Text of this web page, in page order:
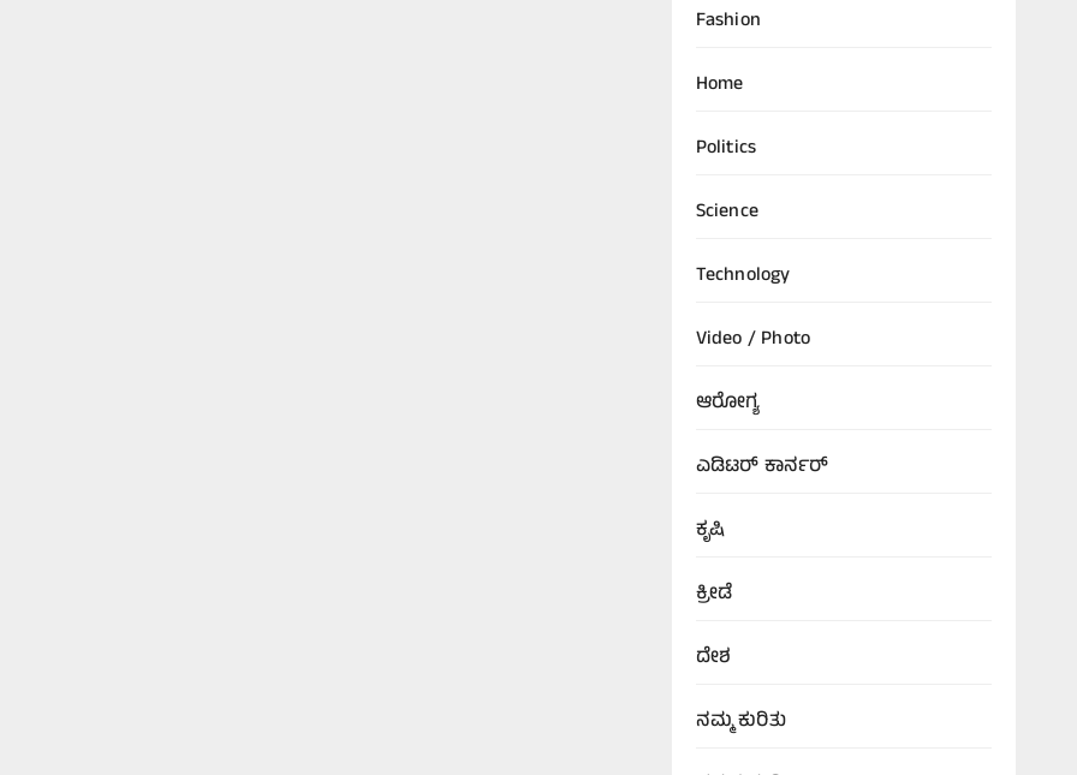
Fashion
Home
Politics
Science
Technology
Video / Photo
ಆರೋಗ್ಯ
ಎಡಿಟರ್‌ ಕಾರ್ನರ್
ಕೃಷಿ
ಕ್ರೀಡೆ
ದೇಶ
ನಮ್ಮ ಕುರಿತು